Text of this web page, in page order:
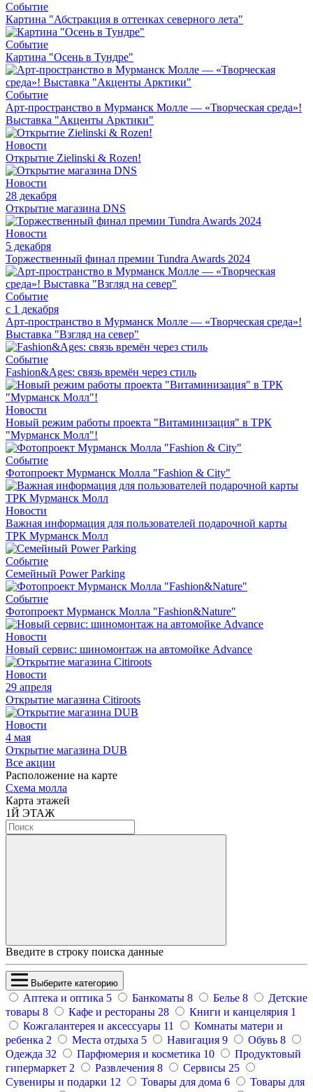
Событие
Картина "Абстракция в оттенках северного лета"
Событие
Картина "Осень в Тундре"
Событие
Арт-пространство в Мурманск Молле — «Творческая среда»!
Выставка "Акценты Арктики"
Новости
Открытие Zielinski & Rozen!
Новости
28 декабря
Открытие магазина DNS
Новости
5 декабря
Торжественный финал премии Tundra Awards 2024
Событие
с 1 декабря
Арт-пространство в Мурманск Молле — «Творческая среда»!
Выставка "Взгляд на север"
Событие
Fashion&Ages: cвязь времён через стиль
Новости
Новый режим работы проекта "Витаминизация" в ТРК
"Мурманск Молл"!
Событие
Фотопроект Мурманск Молла "Fashion & City"
Новости
Важная информация для пользователей подарочной карты
ТРК Мурманск Молл
Событие
Семейный Power Parking
Событие
Фотопроект Мурманск Молла "Fashion&Nature"
Новости
Новый сервис: шиномонтаж на автомойке Advance
Новости
29 апреля
Открытие магазина Citiroots
Новости
4 мая
Открытие магазина DUB
Все акции
Расположение на карте
Схема молла
Карта этажей
1Й ЭТАЖ
Введите в строку поиска данные
Выберите категорию
Аптека и оптика 5 Банкоматы 8 Белье 8
Детские
товары 8 Кафе и рестораны 28 Книги и канцелярия 1
Кожгалантерея и аксессуары 11
Комнаты матери и
ребенка 2 Места отдыха 5 Навигация 9 Обувь 8
Одежда 32 Парфюмерия и косметика 10
Продуктовый
гипермаркет 2 Развлечения 8 Сервисы 25
Сувениры и подарки 12 Товары для дома 6
Товары для